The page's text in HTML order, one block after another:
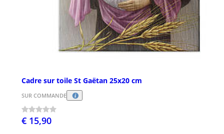
Cadre sur toile St Gaëtan 25x20 cm
SUR COMMANDE
€ 15,90